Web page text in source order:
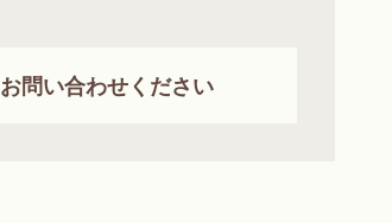
お問い合わせください